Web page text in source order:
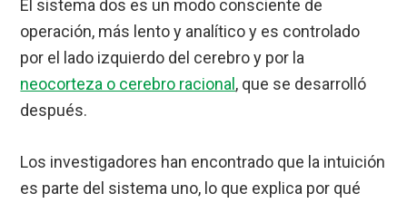
El sistema dos es un modo consciente de
operación, más lento y analítico y es controlado
por el lado izquierdo del cerebro y por la
neocorteza o cerebro racional , que se desarrolló
después.
Los investigadores han encontrado que la intuición
es parte del sistema uno, lo que explica por qué